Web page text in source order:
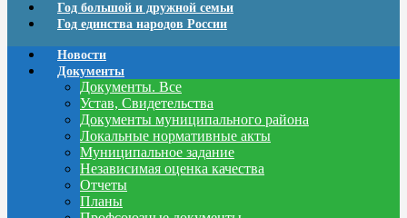
Год большой и дружной семьи
Год единства народов России
Новости
Документы
Документы. Все
Устав, Свидетельства
Документы муниципального района
Локальные нормативные акты
Муниципальное задание
Независимая оценка качества
Отчеты
Планы